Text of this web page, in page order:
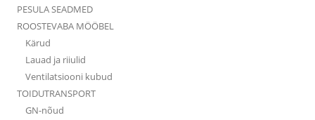
PESULA SEADMED
ROOSTEVABA MÖÖBEL
Kärud
Lauad ja riiulid
Ventilatsiooni kubud
TOIDUTRANSPORT
GN-nõud